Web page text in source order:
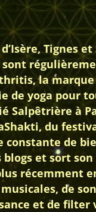
Tignes et
sont
la marque
de yoga pour
Salpêtrière à
du
constante de
et sort
récemment
de
et de filter